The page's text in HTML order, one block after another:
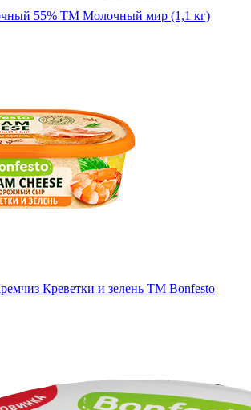
55% ТМ Молочный мир (1,1 кг)
Креветки и зелень ТМ Bonfesto